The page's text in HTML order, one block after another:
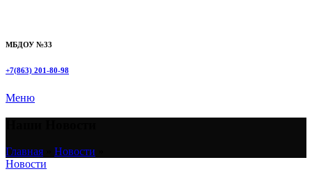
МБДОУ №33
+7(863) 201-80-98
Меню
Главная Новости
Новости